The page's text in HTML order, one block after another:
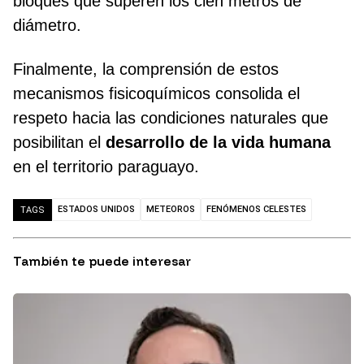
diámetro.
Finalmente, la comprensión de estos
mecanismos fisicoquímicos consolida el
respeto hacia las condiciones naturales que
posibilitan el desarrollo de la vida humana
en el territorio paraguayo.
TAGS ESTADOS UNIDOS METEOROS FENÓMENOS CELESTES
También te puede interesar